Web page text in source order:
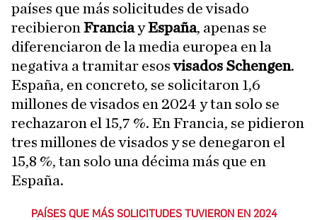
países que más solicitudes de visado
recibieron FranciayEspaña, apenas se
diferenciaron de la media europea en la
negativa a tramitar esosvisados Schengen.
España, en concreto, se solicitaron 1,6
millones de visados en 2024 y tan solo se
rechazaron el 15,7 %. En Francia, se pidieron
tres millones de visados y se denegaron el
15,8 %, tan solo una décima más que en
España.
PAÍSES QUE MÁS SOLICITUDES TUVIERON EN 2024